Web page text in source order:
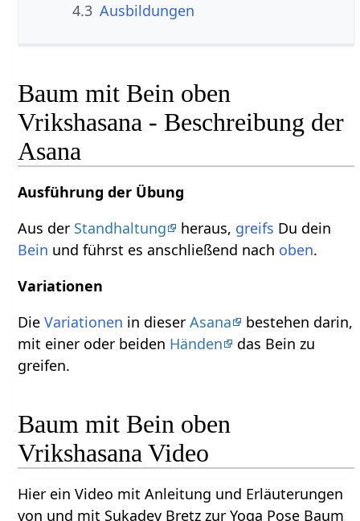
4.3 Ausbildungen
Baum mit Bein oben
Vrikshasana - Beschreibung der
Asana
Ausführung der Übung
Aus der Standhaltung heraus, greifs Du dein
Bein und führst es anschließend nach oben.
Variationen
DieVariationen in dieserAsana
bestehen darin,
mit einer oder beiden Händen
das Bein zu
greifen.
Baum mit Bein oben
Vrikshasana Video
Hier ein Video mit Anleitung und Erläuterungen
von und mit Sukadev Bretz zur Yoga Pose Baum